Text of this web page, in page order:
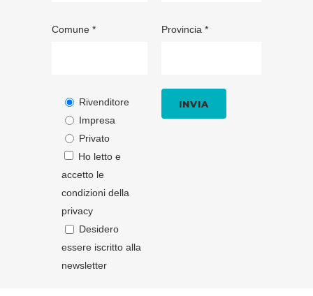
Comune *
Rivenditore
Impresa
Privato
Ho letto e
accetto le
condizioni della
privacy
Desidero
essere iscritto alla
newsletter
Provincia *